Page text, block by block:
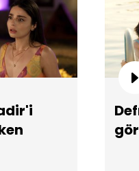
Selma,